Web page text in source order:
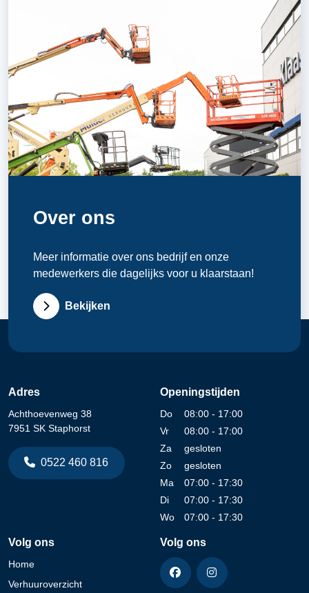
Over ons
Meer informatie over ons bedrijf en onze
medewerkers die dagelijks voor u klaarstaan!
Bekijken
Adres
Achthoevenweg 38
7951 SK Staphorst
0522 460 816
Openingstijden
Do
08:00 - 17:00
Vr
08:00 - 17:00
Za
gesloten
Zo
gesloten
Ma
07:00 - 17:30
Di
07:00 - 17:30
Wo
07:00 - 17:30
Volg ons
Home
Verhuuroverzicht
Volg ons